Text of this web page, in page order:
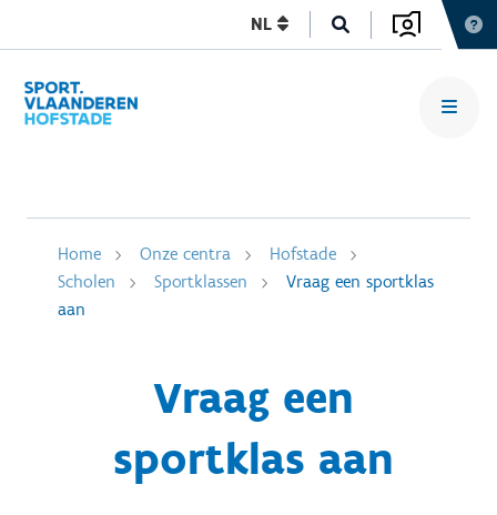
NL
Home Onze centra
Hofstade
Scholen
Sportklassen
Vraag een sportklas
aan
Vraag een
sportklas aan